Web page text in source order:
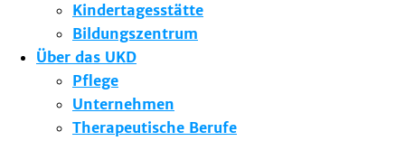
Kindertagesstätte
Bildungszentrum
Über das UKD
Pflege
Unternehmen
Therapeutische Berufe